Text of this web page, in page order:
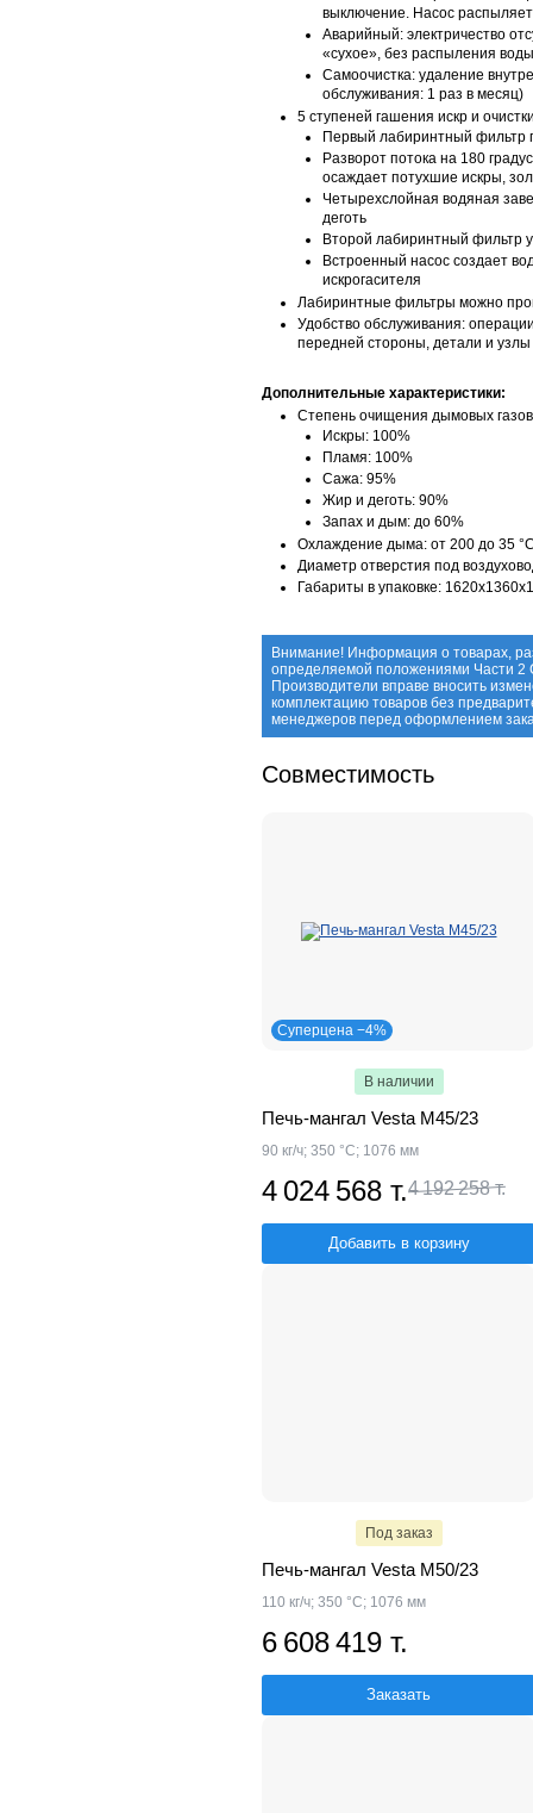
выключение. Насос
Аварийный: электричество
«сухое», без распыления воды
Самоочистка: удаление
обслуживания: 1 раз в месяц)
5 ступеней гашения искр и
Первый лабиринтный фильтр
Разворот потока на 180
осаждает потухшие искры,
Четырехслойная водяная
деготь
Второй лабиринтный фильтр
Встроенный насос создает
искрогасителя
Лабиринтные фильтры можно
Удобство обслуживания:
передней стороны, детали и узлы
Дополнительные характеристики:
Степень очищения дымовых
Искры: 100%
Пламя: 100%
Сажа: 95%
Жир и деготь: 90%
Запах и дым: до 60%
Охлаждение дыма: от 200 до 35
Диаметр отверстия под
Габариты в упаковке:
Внимание! Информация о товарах,
определяемой положениями Части 2
Производители вправе вносить
комплектацию товаров без
менеджеров перед оформлением
Совместимость
Суперцена −4%
В наличии
Печь-мангал Vesta М45/23
90 кг/ч; 350 °С; 1076 мм
4 024 568 т.4 192 258 т.
Добавить в корзину
Под заказ
Печь-мангал Vesta М50/23
110 кг/ч; 350 °С; 1076 мм
6 608 419 т.
Заказать